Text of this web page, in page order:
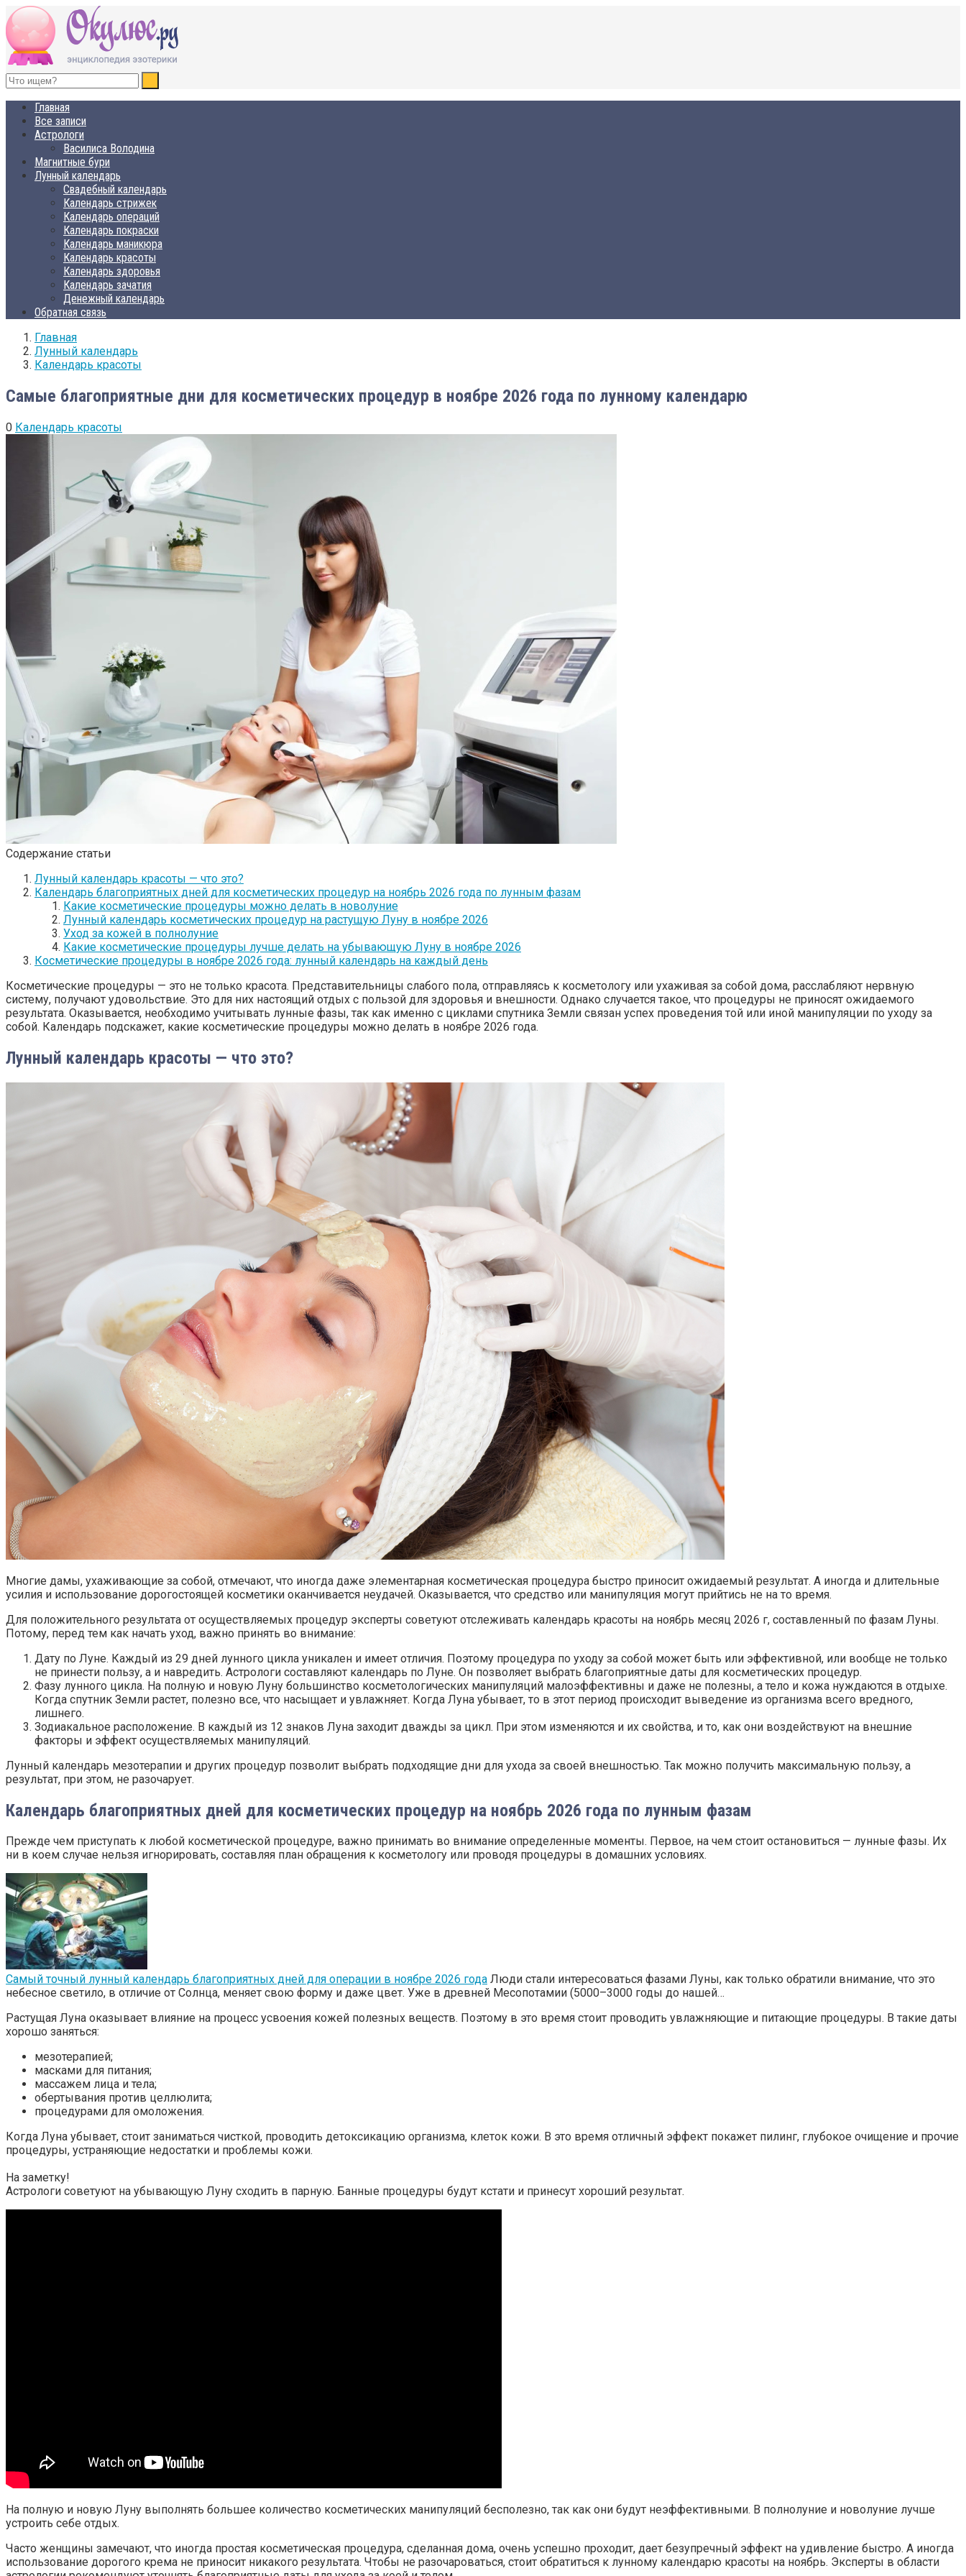
ОКУЛЮС.РУ
Нет счастья, равного спокойствию
Главная
Все записи
Астрологи
Василиса Володина
Магнитные бури
Лунный календарь
Свадебный календарь
Календарь стрижек
Календарь операций
Календарь покраски
Календарь маникюра
Календарь красоты
Календарь здоровья
Календарь зачатия
Денежный календарь
Обратная связь
Главная
Лунный календарь
Календарь красоты
Самые благоприятные дни для косметических процедур в ноябре 2026 года по лунному календарю
0 Календарь красоты
Содержание статьи
Лунный календарь красоты — что это?
Календарь благоприятных дней для косметических процедур на ноябрь 2026 года по лунным фазам
Какие косметические процедуры можно делать в новолуние
Лунный календарь косметических процедур на растущую Луну в ноябре 2026
Уход за кожей в полнолуние
Какие косметические процедуры лучше делать на убывающую Луну в ноябре 2026
Косметические процедуры в ноябре 2026 года: лунный календарь на каждый день
Косметические процедуры — это не только красота. Представительницы слабого пола, отправляясь к косметологу или ухаживая за собой дома, расслабляют нервную
систему, получают удовольствие. Это для них настоящий отдых с пользой для здоровья и внешности. Однако случается такое, что процедуры не приносят ожидаемого
результата. Оказывается, необходимо учитывать лунные фазы, так как именно с циклами спутника Земли связан успех проведения той или иной манипуляции по уходу за
собой. Календарь подскажет, какие косметические процедуры можно делать в ноябре 2026 года.
Лунный календарь красоты — что это?
Многие дамы, ухаживающие за собой, отмечают, что иногда даже элементарная косметическая процедура быстро приносит ожидаемый результат. А иногда и длительные
усилия и использование дорогостоящей косметики оканчивается неудачей. Оказывается, что средство или манипуляция могут прийтись не на то время.
Для положительного результата от осуществляемых процедур эксперты советуют отслеживать календарь красоты на ноябрь месяц 2026 г, составленный по фазам Луны.
Потому, перед тем как начать уход, важно принять во внимание:
Дату по Луне. Каждый из 29 дней лунного цикла уникален и имеет отличия. Поэтому процедура по уходу за собой может быть или эффективной, или вообще не только
не принести пользу, а и навредить. Астрологи составляют календарь по Луне. Он позволяет выбрать благоприятные даты для косметических процедур.
Фазу лунного цикла. На полную и новую Луну большинство косметологических манипуляций малоэффективны и даже не полезны, а тело и кожа нуждаются в отдыхе.
Когда спутник Земли растет, полезно все, что насыщает и увлажняет. Когда Луна убывает, то в этот период происходит выведение из организма всего вредного,
лишнего.
Зодиакальное расположение. В каждый из 12 знаков Луна заходит дважды за цикл. При этом изменяются и их свойства, и то, как они воздействуют на внешние
факторы и эффект осуществляемых манипуляций.
Лунный календарь мезотерапии и других процедур позволит выбрать подходящие дни для ухода за своей внешностью. Так можно получить максимальную пользу, а
результат, при этом, не разочарует.
Календарь благоприятных дней для косметических процедур на ноябрь 2026 года по лунным фазам
Прежде чем приступать к любой косметической процедуре, важно принимать во внимание определенные моменты. Первое, на чем стоит остановиться — лунные фазы. Их
ни в коем случае нельзя игнорировать, составляя план обращения к косметологу или проводя процедуры в домашних условиях.
Самый точный лунный календарь благоприятных дней для операции в ноябре 2026 года Люди стали интересоваться фазами Луны, как только обратили внимание, что это
небесное светило, в отличие от Солнца, меняет свою форму и даже цвет. Уже в древней Месопотамии (5000–3000 годы до нашей…
Растущая Луна оказывает влияние на процесс усвоения кожей полезных веществ. Поэтому в это время стоит проводить увлажняющие и питающие процедуры. В такие даты
хорошо заняться:
мезотерапией;
масками для питания;
массажем лица и тела;
обертывания против целлюлита;
процедурами для омоложения.
Когда Луна убывает, стоит заниматься чисткой, проводить детоксикацию организма, клеток кожи. В это время отличный эффект покажет пилинг, глубокое очищение и прочие
процедуры, устраняющие недостатки и проблемы кожи.
На заметку!
Астрологи советуют на убывающую Луну сходить в парную. Банные процедуры будут кстати и принесут хороший результат.
На полную и новую Луну выполнять большее количество косметических манипуляций бесполезно, так как они будут неэффективными. В полнолуние и новолуние лучше
устроить себе отдых.
Часто женщины замечают, что иногда простая косметическая процедура, сделанная дома, очень успешно проходит, дает безупречный эффект на удивление быстро. А иногда
использование дорогого крема не приносит никакого результата. Чтобы не разочароваться, стоит обратиться к лунному календарю красоты на ноябрь. Эксперты в области